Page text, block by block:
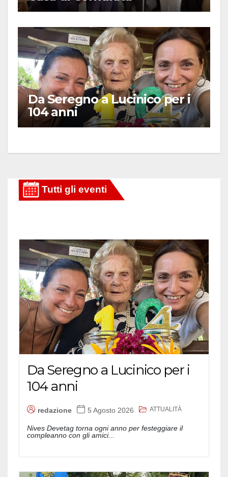
Da Seregno a Lucinico per i
104 anni
Da Seregno a Lucinico per i
104 anni
redazione 5 Agosto 2026 ATTUALITÀ
Nives Devetag torna ogni anno per festeggiare il
compleanno con gli amici...